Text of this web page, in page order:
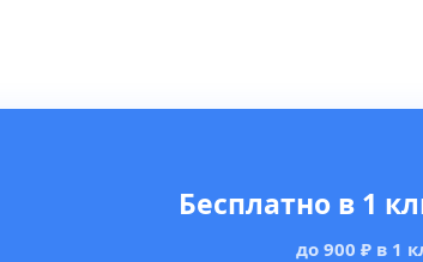
Бесплатно в 1
до 900 ₽ в 1